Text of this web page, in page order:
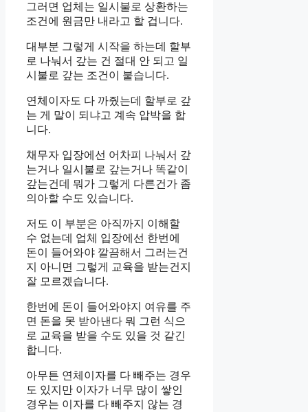
그러면 업체는 일시불로 상환하는
조건에 원금만 내라고 할 겁니다.
대부분 그렇게 시작을 하는데 할부
로 나눠서 갚는 건 절대 안 되고 일
시불로 갚는 조건이 붙습니다.
연체이자도 다 까줬는데 할부로 갚
는 게 말이 되냐고 계속 압박을 합
니다.
채무자 입장에선 어차피 나눠서 갚
는거나 일시불로 갚는거나 똑같이
갚는건데 뭐가 그렇게 다른건가 좀
의아할 수도 있습니다.
저도 이 부분은 아직까지 이해할
수 없는데 업체 입장에선 한번에
돈이 들어와야 깔끔해서 그러는건
지 아니면 그렇게 교육을 받는건지
잘 모르겠습니다.
한번에 돈이 들어와야지 여유를 주
면 돈을 못 받아낸다 뭐 그런 식으
로 교육을 받을 수도 있을 것 같긴
합니다.
아무튼 연체이자를 다 빼주는 경우
도 있지만 이자가 너무 많이 쌓인
경우는 이자를 다 빼주지 않는 경